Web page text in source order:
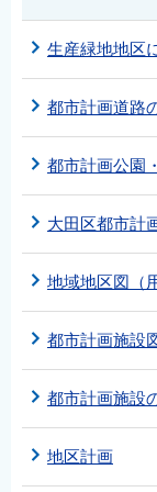
生産緑地地区
都市計画道路
都市計画公園
大田区都市計
地域地区図（
都市計画施設
都市計画施設
地区計画